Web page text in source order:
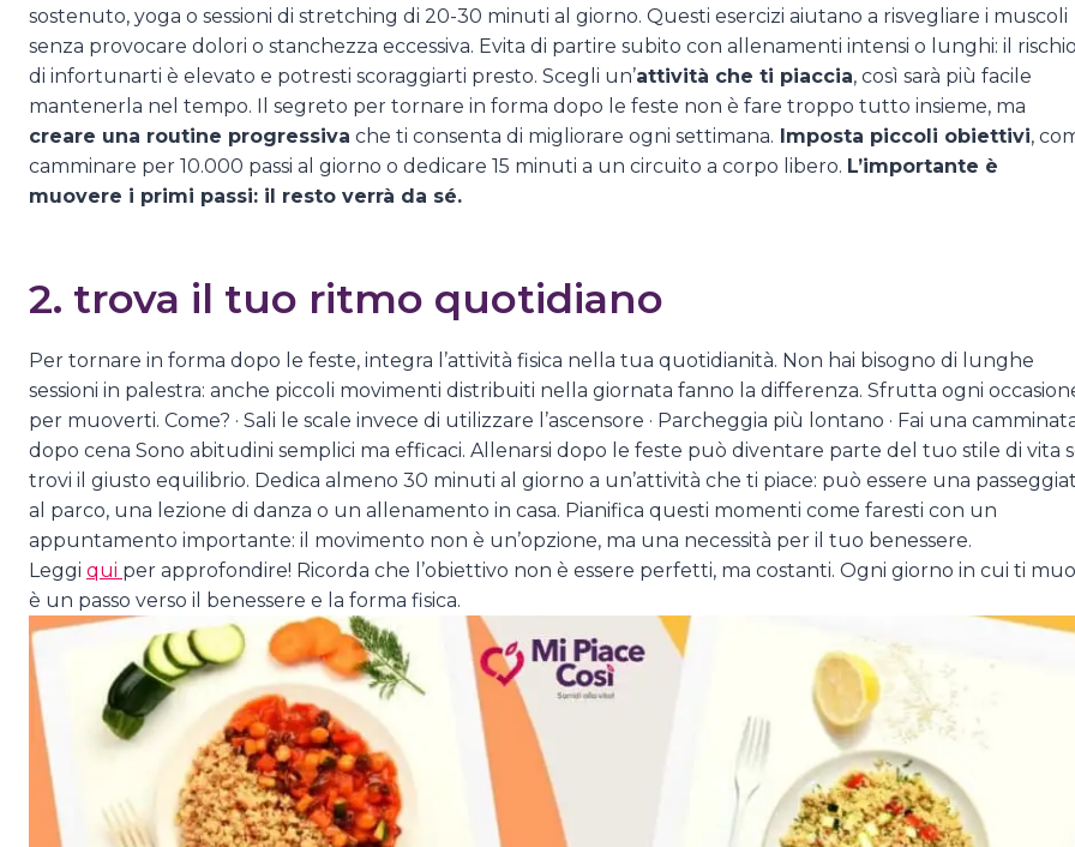
sostenuto, yoga o sessioni di stretching di 20-30 minuti al giorno. Questi esercizi aiutano a risvegliare i muscoli
senza provocare dolori o stanchezza eccessiva. Evita di partire subito con allenamenti intensi o lunghi: il rischio
di infortunarti è elevato e potresti scoraggiarti presto. Scegli un’attività che ti piaccia, così sarà più facile
mantenerla nel tempo. Il segreto per tornare in forma dopo le feste non è fare troppo tutto insieme, ma
creare una routine progressiva che ti consenta di migliorare ogni settimana. Imposta piccoli obiettivi,
camminare per 10.000 passi al giorno o dedicare 15 minuti a un circuito a corpo libero. L’importante è
muovere i primi passi: il resto verrà da sé.
2. trova il tuo ritmo quotidiano
Per tornare in forma dopo le feste, integra l’attività fisica nella tua quotidianità. Non hai bisogno di lunghe
sessioni in palestra: anche piccoli movimenti distribuiti nella giornata fanno la differenza. Sfrutta ogni
per muoverti. Come? · Sali le scale invece di utilizzare l’ascensore · Parcheggia più lontano · Fai una
dopo cena Sono abitudini semplici ma efficaci. Allenarsi dopo le feste può diventare parte del tuo stile di vita
trovi il giusto equilibrio. Dedica almeno 30 minuti al giorno a un’attività che ti piace: può essere una
al parco, una lezione di danza o un allenamento in casa. Pianifica questi momenti come faresti con un
appuntamento importante: il movimento non è un’opzione, ma una necessità per il tuo benessere.
Leggi qui per approfondire! Ricorda che l’obiettivo non è essere perfetti, ma costanti. Ogni giorno in cui ti
è un passo verso il benessere e la forma fisica.